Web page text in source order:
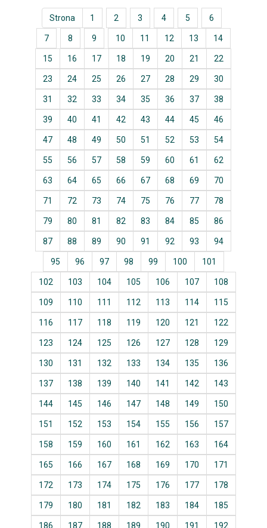
Strona 1 2 3 4 5 6
7 8 9 10 11 12 13 14
15 16 17 18 19 20 21 22
23 24 25 26 27 28 29 30
31 32 33 34 35 36 37 38
39 40 41 42 43 44 45 46
47 48 49 50 51 52 53 54
55 56 57 58 59 60 61 62
63 64 65 66 67 68 69 70
71 72 73 74 75 76 77 78
79 80 81 82 83 84 85 86
87 88 89 90 91 92 93 94
95 96 97 98 99 100 101
102 103 104 105 106 107 108
109 110 111 112 113 114 115
116 117 118 119 120 121 122
123 124 125 126 127 128 129
130 131 132 133 134 135 136
137 138 139 140 141 142 143
144 145 146 147 148 149 150
151 152 153 154 155 156 157
158 159 160 161 162 163 164
165 166 167 168 169 170 171
172 173 174 175 176 177 178
179 180 181 182 183 184 185
186 187 188 189 190 191 192